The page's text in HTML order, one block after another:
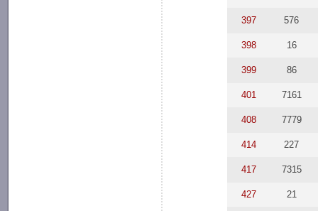
397 576
398 16
399 86
401 7161
408 7779
414 227
417 7315
427 21